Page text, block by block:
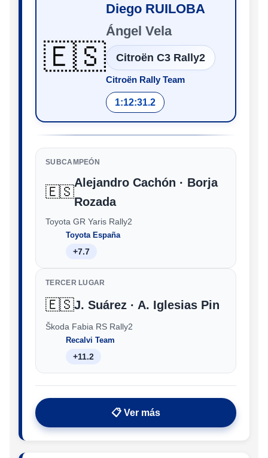
🇪🇸
Diego RUILOBA
Ángel Vela
Citroën C3 Rally2
Citroën Rally Team
1:12:31.2
SUBCAMPEÓN
🇪🇸
Alejandro Cachón · Borja
Rozada
Toyota GR Yaris Rally2
Toyota España
+7.7
TERCER LUGAR
🇪🇸J. Suárez · A. Iglesias Pin
Škoda Fabia RS Rally2
Recalvi Team
+11.2
📋 Ver más